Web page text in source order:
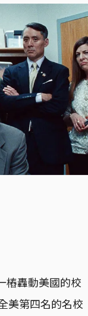
樁轟動美國的校
美第四名的名校